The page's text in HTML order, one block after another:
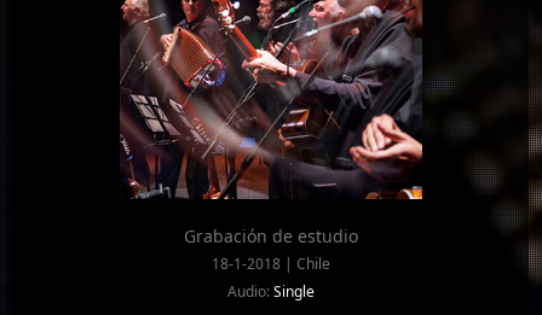
Grabación de estudio
18-1-2018 | Chile
Audio:Single